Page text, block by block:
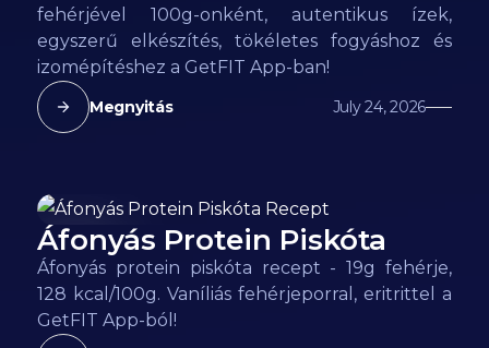
fehérjével 100g-onként, autentikus ízek,
egyszerű elkészítés, tökéletes fogyáshoz és
izomépítéshez a GetFIT App-ban!
Megnyitás July 24, 2026
128kcal
Áfonyás Protein Piskóta
Áfonyás protein piskóta recept - 19g fehérje,
128 kcal/100g. Vaníliás fehérjeporral, eritrittel a
GetFIT App-ból!